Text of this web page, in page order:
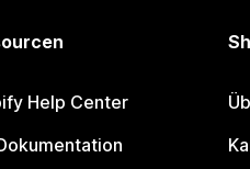
Help Center